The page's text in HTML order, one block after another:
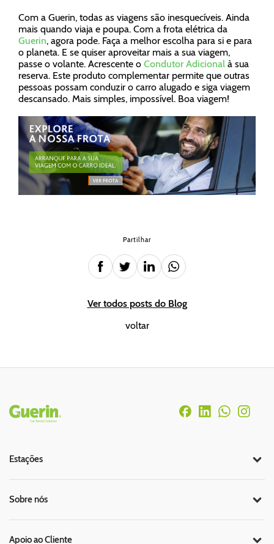
Com a Guerin, todas as viagens são inesquecíveis. Ainda
mais quando viaja e poupa. Com a frota elétrica da
Guerin, agora pode. Faça a melhor escolha para si e para
o planeta. E se quiser aproveitar mais a sua viagem,
passe o volante. Acrescente o Condutor Adicional à sua
reserva. Este produto complementar permite que outras
pessoas possam conduzir o carro alugado e siga viagem
descansado. Mais simples, impossível. Boa viagem!
Partilhar
Ver todos posts do Blog
voltar
Rodapé
Estações
Sobre nós
Apoio ao Cliente